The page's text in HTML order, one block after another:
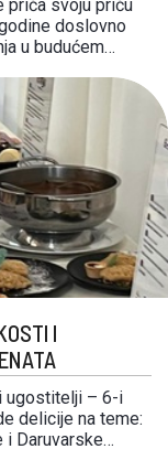
priča svoju priču
doslovno
u budućem
a vinograd star
I
ugostitelji – 6-i
delicije na teme:
i Daruvarske